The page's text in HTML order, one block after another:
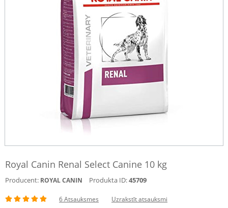
Royal Canin Renal Select Canine 10 kg
Producent: ROYAL CANIN Produkta ID:45709
6 Atsauksmes Uzrakstīt atsauksmi